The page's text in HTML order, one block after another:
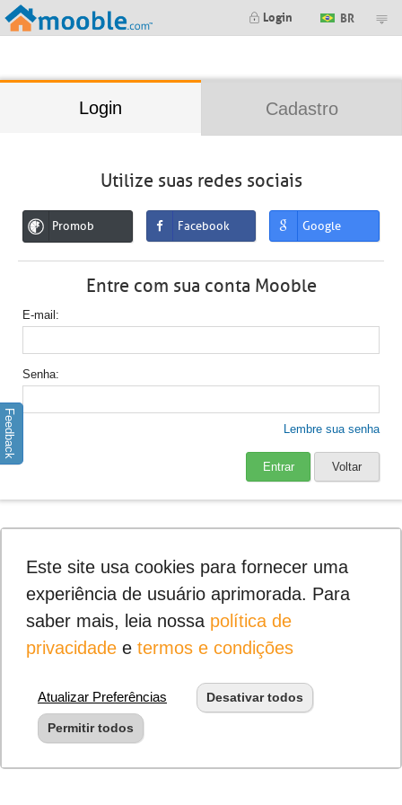
Login BR
Login Cadastro
Utilize suas redes sociais
Promob Facebook Google
Entre com sua conta Mooble
E-mail
Senha
Lembre sua senha
Entrar Voltar
Feedback
Este site usa cookies para fornecer uma
experiência de usuário aprimorada. Para
saber mais, leia nossa política de
privacidadee termos e condições
Atualizar Preferências Desativar todos
Permitir todos